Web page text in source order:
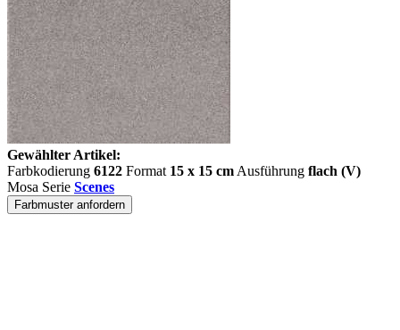
Gewählter Artikel:
Farbkodierung 6122 Format 15 x 15 cm Ausführung flach (V)
Mosa Serie Scenes
Farbmuster anfordern